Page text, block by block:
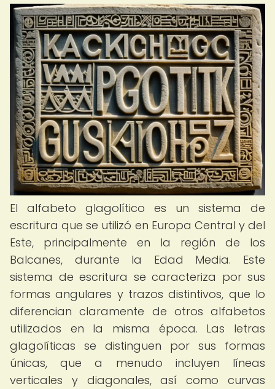
El alfabeto glagolítico es un sistema de
escritura que se utilizó en Europa Central y del
Este, principalmente en la región de los
Balcanes, durante la Edad Media. Este
sistema de escritura se caracteriza por sus
formas angulares y trazos distintivos, que lo
diferencian claramente de otros alfabetos
utilizados en la misma época. Las letras
glagolíticas se distinguen por sus formas
únicas, que a menudo incluyen líneas
verticales y diagonales, así como curvas